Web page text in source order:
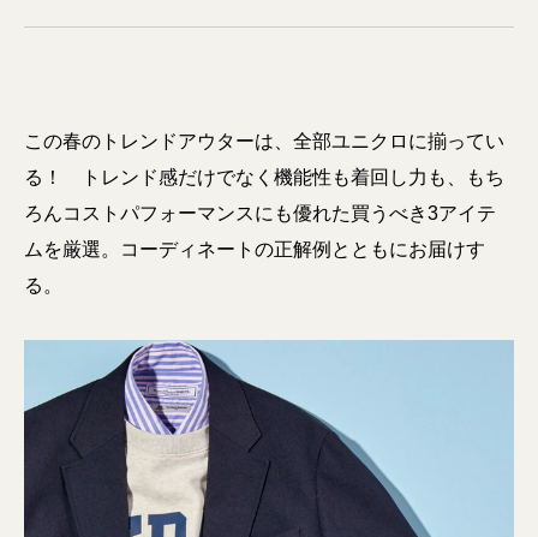
この春のトレンドアウターは、全部ユニクロに揃ってい
る！ トレンド感だけでなく機能性も着回し力も、もち
ろんコストパフォーマンスにも優れた買うべき3アイテ
ムを厳選。コーディネートの正解例とともにお届けす
る。